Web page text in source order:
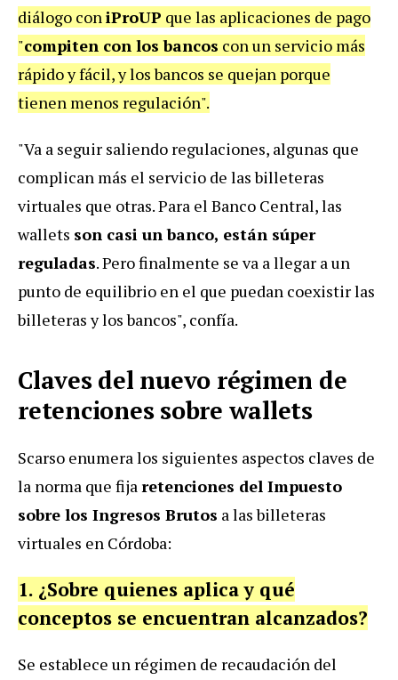
diálogo con iProUP que las aplicaciones de pago
"compiten con los bancos con un servicio más
rápido y fácil, y los bancos se quejan porque
tienen menos regulación".
"Va a seguir saliendo regulaciones, algunas que
complican más el servicio de las billeteras
virtuales que otras. Para el Banco Central, las
wallets son casi un banco, están súper
reguladas. Pero finalmente se va a llegar a un
punto de equilibrio en el que puedan coexistir las
billeteras y los bancos", confía.
Claves del nuevo régimen de
retenciones sobre wallets
Scarso enumera los siguientes aspectos claves de
la norma que fija retenciones del Impuesto
sobre los Ingresos Brutos a las billeteras
virtuales en Córdoba:
1. ¿Sobre quienes aplica y qué
conceptos se encuentran alcanzados?
Se establece un régimen de recaudación del